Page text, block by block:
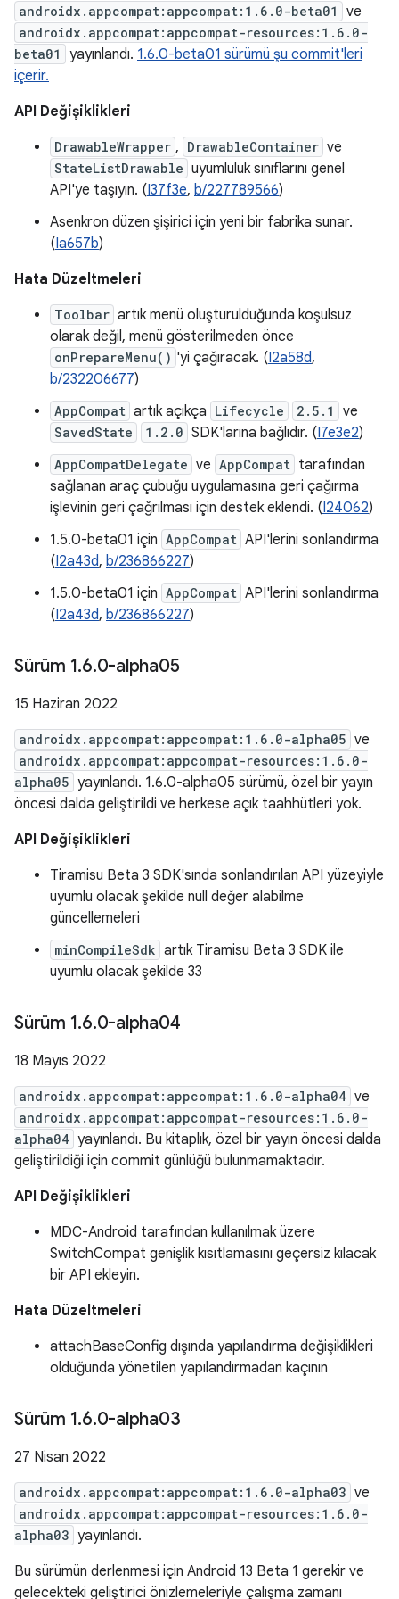
androidx.appcompat:appcompat:1.6.0-beta01 ve
androidx.appcompat:appcompat-resources:1.6.0-
beta01
yayınlandı. 1.6.0-beta01 sürümü şu commit'leri
içerir.
API Değişiklikleri
DrawableWrapper , DrawableContainer ve
StateListDrawable uyumluluk sınıflarını genel
API'ye taşıyın. (I37f3e, b/227789566)
Asenkron düzen şişirici için yeni bir fabrika sunar.
(Ia657b)
Hata Düzeltmeleri
Toolbar artık menü oluşturulduğunda koşulsuz
olarak değil, menü gösterilmeden önce
onPrepareMenu() 'yi çağıracak. (I2a58d,
b/232206677)
AppCompat artık açıkça Lifecycle 2.5.1 ve
SavedState 1.2.0 SDK'larına bağlıdır. (I7e3e2)
AppCompatDelegate ve AppCompat tarafından
sağlanan araç çubuğu uygulamasına geri çağırma
işlevinin geri çağrılması için destek eklendi. (I24062)
1.5.0-beta01 için AppCompat API'lerini sonlandırma
(I2a43d, b/236866227)
1.5.0-beta01 için AppCompat API'lerini sonlandırma
(I2a43d, b/236866227)
Sürüm 1.6.0-alpha05
15 Haziran 2022
androidx.appcompat:appcompat:1.6.0-alpha05 ve
androidx.appcompat:appcompat-resources:1.6.0-
alpha05 yayınlandı. 1.6.0-alpha05 sürümü, özel bir yayın
öncesi dalda geliştirildi ve herkese açık taahhütleri yok.
API Değişiklikleri
Tiramisu Beta 3 SDK'sında sonlandırılan API yüzeyiyle
uyumlu olacak şekilde null değer alabilme
güncellemeleri
minCompileSdk artık Tiramisu Beta 3 SDK ile
uyumlu olacak şekilde 33
Sürüm 1.6.0-alpha04
18 Mayıs 2022
androidx.appcompat:appcompat:1.6.0-alpha04 ve
androidx.appcompat:appcompat-resources:1.6.0-
alpha04 yayınlandı. Bu kitaplık, özel bir yayın öncesi dalda
geliştirildiği için commit günlüğü bulunmamaktadır.
API Değişiklikleri
MDC-Android tarafından kullanılmak üzere
SwitchCompat genişlik kısıtlamasını geçersiz kılacak
bir API ekleyin.
Hata Düzeltmeleri
attachBaseConfig dışında yapılandırma değişiklikleri
olduğunda yönetilen yapılandırmadan kaçının
Sürüm 1.6.0-alpha03
27 Nisan 2022
androidx.appcompat:appcompat:1.6.0-alpha03 ve
androidx.appcompat:appcompat-resources:1.6.0-
alpha03 yayınlandı.
Bu sürümün derlenmesi için Android 13 Beta 1 gerekir ve
gelecekteki geliştirici önizlemeleriyle çalışma zamanı